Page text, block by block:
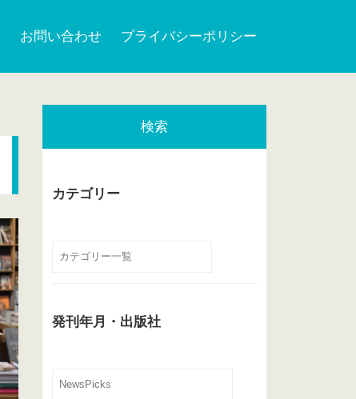
お問い合わせ プライバシーポリシー
検索
カテゴリー
発刊年月・出版社